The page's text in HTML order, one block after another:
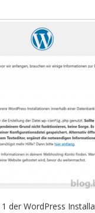
der WordPress